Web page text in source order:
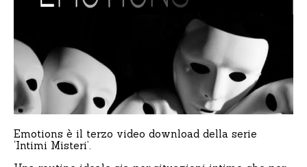
Emotions è il terzo video download della serie
‘Intimi Misteri’.